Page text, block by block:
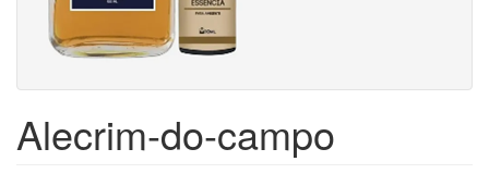
Alecrim-do-campo